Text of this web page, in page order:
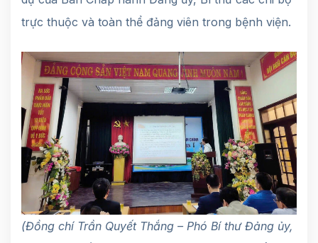
trực thuộc và toàn thể đảng viên trong bệnh viện.
(Đồng chí Trần Quyết Thắng – Phó Bí thư Đảng ủy,